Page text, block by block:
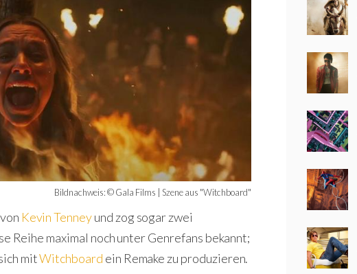
Bildnachweis: © Gala Films | Szene aus "Witchboard"
von Kevin Tenneyund zog sogar zwei
Reihe maximal noch unter Genrefans bekannt;
mitWitchboard ein Remake zu produzieren.